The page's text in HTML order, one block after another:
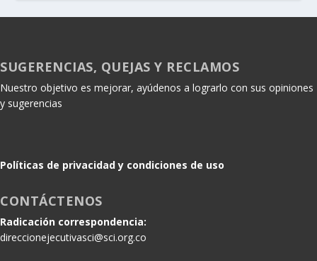
SUGERENCIAS, QUEJAS Y RECLAMOS
Nuestro objetivo es mejorar, ayúdenos a lograrlo con sus opiniones
y sugerencias
Políticas de privacidad y condiciones de uso
CONTÁCTENOS
Radicación correspondencia:
direccionejecutivasci@sci.org.co